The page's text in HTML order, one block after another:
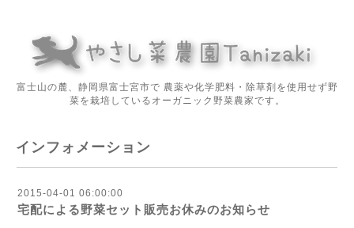
富士山の麓、静岡県富士宮市で 農薬や化学肥料・除草剤を使用せず野
菜を栽培しているオーガニック野菜農家です。
インフォメーション
2015-04-01 06:00:00
宅配による野菜セット販売お休みのお知らせ